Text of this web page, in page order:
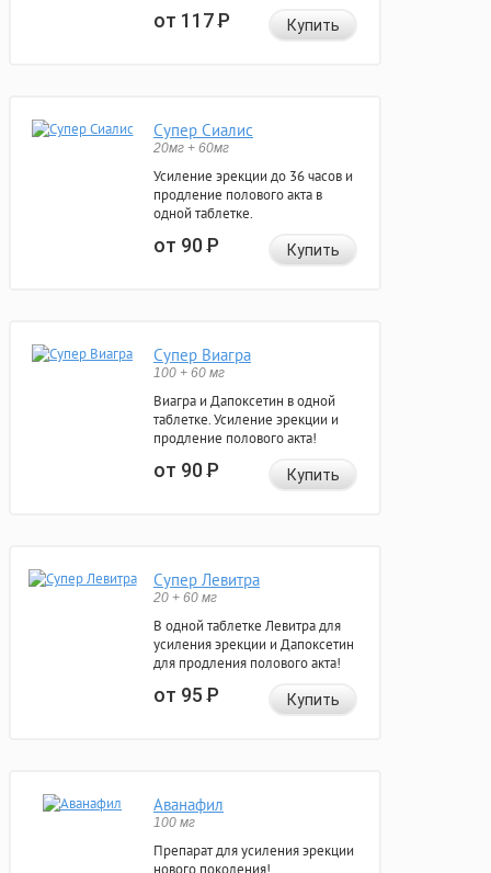
от 117Р Купить
Супер Сиалис
20мг + 60мг
Усиление эрекции до 36 часов и
продление полового акта в
одной таблетке.
от 90Р Купить
Супер Виагра
100 + 60 мг
Виагра и Дапоксетин в одной
таблетке. Усиление эрекции и
продление полового акта!
от 90Р Купить
Супер Левитра
20 + 60 мг
В одной таблетке Левитра для
усиления эрекции и Дапоксетин
для продления полового акта!
от 95Р Купить
Аванафил
100 мг
Препарат для усиления эрекции